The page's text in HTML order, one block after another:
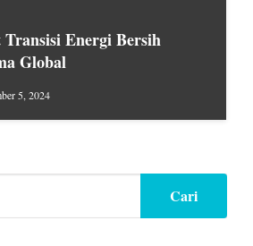
Transisi Energi Bersih
Global
5, 2024
Cari